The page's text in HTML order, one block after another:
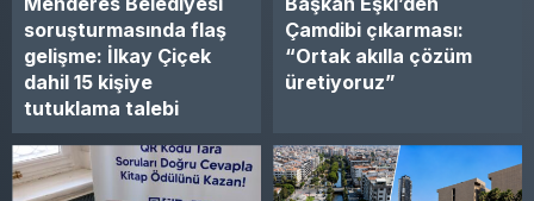
Av. Arca Deniz KARA
SORU-CEVAPLARLA KİRA
Caba bennâk
soruşturmasında flaş
gelişme: İlkay Çiçek
dahil 15 kişiye
tutuklama talebi
Çamdibi çıkarması:
“Ortak akılla çözüm
üretiyoruz”